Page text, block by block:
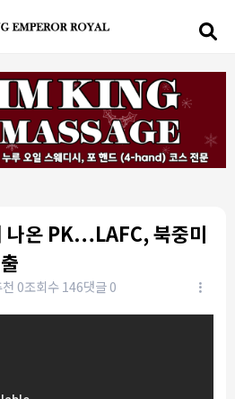
나온 PK…LAFC, 북중미
0조회수 146댓글 0